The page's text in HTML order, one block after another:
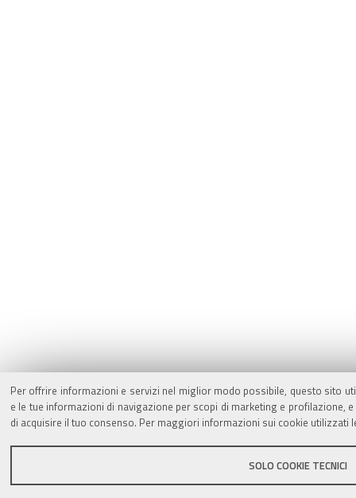
Per offrire informazioni e servizi nel miglior modo possibile, questo sito
e le tue informazioni di navigazione per scopi di marketing e
di acquisire il tuo consenso. Per maggiori informazioni sui cookie utilizzati
SOLO COOKIE TECNICI